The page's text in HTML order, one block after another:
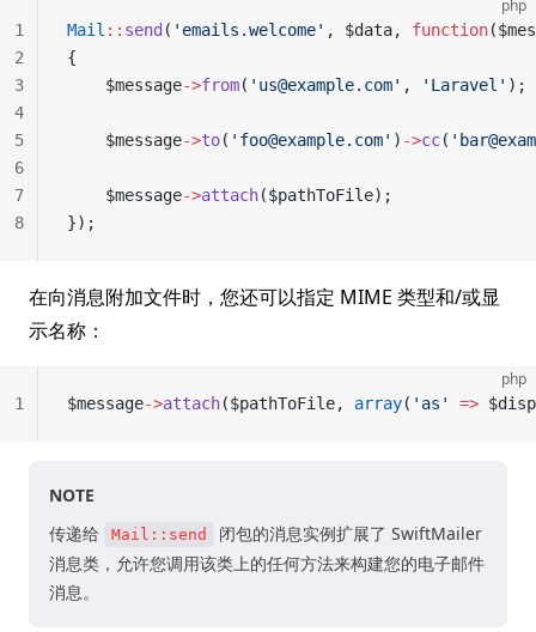
php
Mail :: send ( 'emails.welcome' , $data, function
{
	$message
->from( 'us@example.com' , 'Laravel' );
	$message
->to( 'foo@example.com' ) ->cc(
	$message
->attach($pathToFile);
});
1
2
3
4
5
6
7
8
在向消息附加文件时，您还可以指定 MIME 类型和/或显
示名称：
php
$message->attach($pathToFile, array( 'as' =>
1
NOTE
传递给
Mail::send
闭包的消息实例扩展了 SwiftMailer
消息类，允许您调用该类上的任何方法来构建您的电子邮件
消息。